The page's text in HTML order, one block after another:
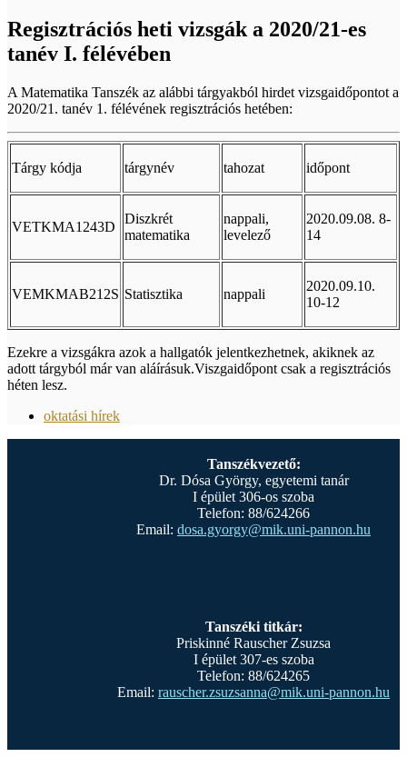
Regisztrációs heti vizsgák a 2020/21-es
tanév I. félévében
A Matematika Tanszék az alábbi tárgyakból hirdet vizsgaidőpontot a
2020/21. tanév 1. félévének regisztrációs hetében:
Tárgy kódja tárgynév tahozat időpont
VETKMA1243D
Diszkrét
matematika
nappali,
levelező
2020.09.08. 8-
14
VEMKMAB212S Statisztika nappali
2020.09.10.
10-12
Ezekre a vizsgákra azok a hallgatók jelentkezhetnek, akiknek az
adott tárgyból már van aláírásuk.Viszgaidőpont csak a regisztrációs
héten lesz.
oktatási hírek
Tanszékvezető:
Dr. Dósa György, egyetemi tanár
I épület 306-os szoba
Telefon: 88/624266
Email: dosa.gyorgy@mik.uni-pannon.hu
Tanszéki titkár:
Priskinné Rauscher Zsuzsa
I épület 307-es szoba
Telefon: 88/624265
Email: rauscher.zsuzsanna@mik.uni-pannon.hu